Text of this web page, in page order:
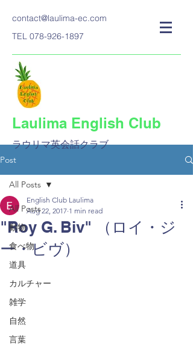
contact@laulima-ec.com
TEL 078-926-1897
Laulima English Club
ラウリマ英会話クラブ​
Post
All Posts
動物
食べ物
道具
カルチャー
雑学
自然
言葉
All Posts
"Roy G. Biv" （ロイ・ジ
ー・ビヴ）
English Club Laulima
Aug 22, 2017 1 min read